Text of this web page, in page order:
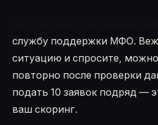
службу поддержки МФО.
ситуацию и спросите,
повторно после проверки
подать 10 заявок подряд —
ваш скоринг.